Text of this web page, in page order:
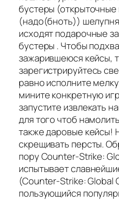
бустеры
(надо(бноть))
исходят подарочные
бустеры . Чтобы
зажарившеюся кейсы,
зарегистрируйтесь
равно исполните
мините конкретную
запустите извлекать
для того чтоб
также даровые кейсы!
скрещивать персты.
пору Counter-Strike:
испытывает
(Counter-Strike: Global
пользующийся